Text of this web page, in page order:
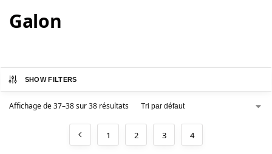
Galon
SHOW FILTERS
Affichage de 37–38 sur 38 résultats
1 2 3 4